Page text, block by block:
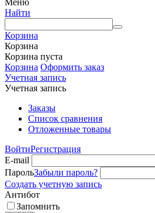
Меню
Найти
Корзина
Корзина
Корзина пуста
Корзина Оформить заказ
Учетная запись
Учетная запись
Заказы
Список сравнения
Отложенные товары
ВойтиРегистрация
E-mail
ПарольЗабыли пароль?
Создать учетную запись
Антибот
Запомнить